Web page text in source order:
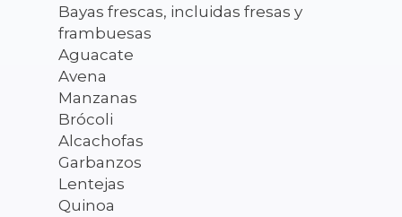
Bayas frescas, incluidas fresas y
frambuesas
Aguacate
Avena
Manzanas
Brócoli
Alcachofas
Garbanzos
Lentejas
Quinoa